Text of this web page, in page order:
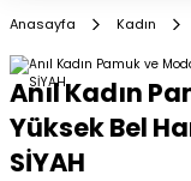
Çorap
Anasayfa Kadın
Anıl Kadın
Yüksek Bel
SİYAH